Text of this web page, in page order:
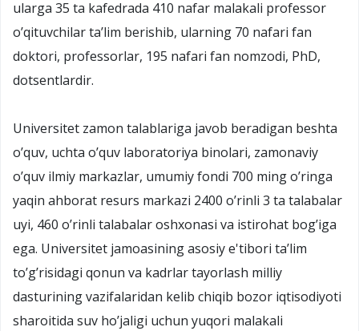
ularga 35 ta kafedrada 410 nafar malakali professor
o’qituvchilar ta’lim berishib, ularning 70 nafari fan
doktori, professorlar, 195 nafari fan nomzodi, PhD,
dotsentlardir.
Universitet zamon talablariga javob beradigan beshta
o’quv, uchta o’quv laboratoriya binolari, zamonaviy
o’quv ilmiy markazlar, umumiy fondi 700 ming o’ringa
yaqin ahborat resurs markazi 2400 o’rinli 3 ta talabalar
uyi, 460 o’rinli talabalar oshxonasi va istirohat bog’iga
ega. Universitet jamoasining asosiy e'tibori ta’lim
to’g’risidagi qonun va kadrlar tayorlash milliy
dasturining vazifalaridan kelib chiqib bozor iqtisodiyoti
sharoitida suv ho’jaligi uchun yuqori malakali